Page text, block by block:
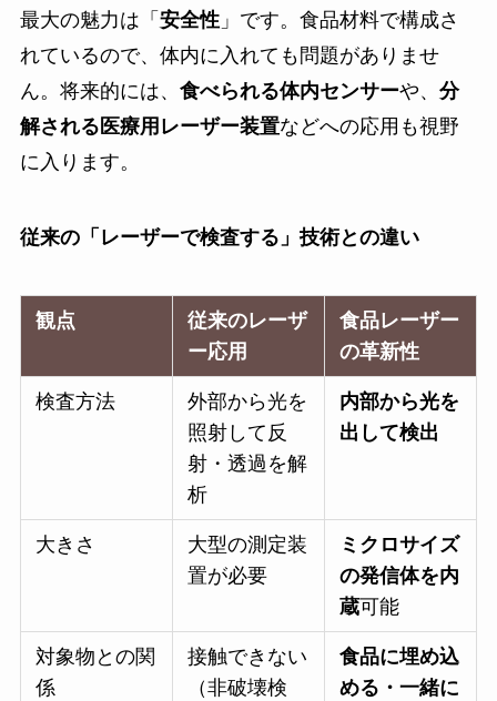
最大の魅力は「 安全性」です。食品材料で構成さ
れているので、体内に入れても問題がありませ
ん。将来的には、 食べられる体内センサーや、 分
解される医療用レーザー装置などへの応用も視野
に入ります。
従来の「レーザーで検査する」技術との違い
観点
従来のレーザ
ー応用
食品レーザー
の革新性
検査方法
外部から光を
照射して反
射・透過を解
析
内部から光を
出して検出
大きさ
大型の測定装
置が必要
ミクロサイズ
の発信体を内
蔵可能
対象物との関
係
接触できない
（非破壊検
食品に埋め込
める・一緒に